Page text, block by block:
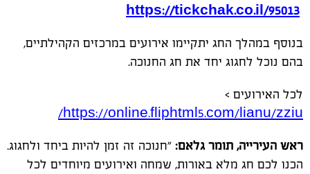
https://tickchak.co.il/95013
בנוסף במהלך החג יתקיימו אירועים במרכזים הקהילתיים,
בהם נוכל לחגוג יחד את חג החנוכה.
לכל האירועים >
https://online.fliphtml5.com/lianu/zziu/
ראש העירייה, תומר גלאם: "חנוכה זה זמן להיות ביחד ולחגוג.
הכנו לכם חג מלא באורות, שמחה ואירועים מיוחדים לכל